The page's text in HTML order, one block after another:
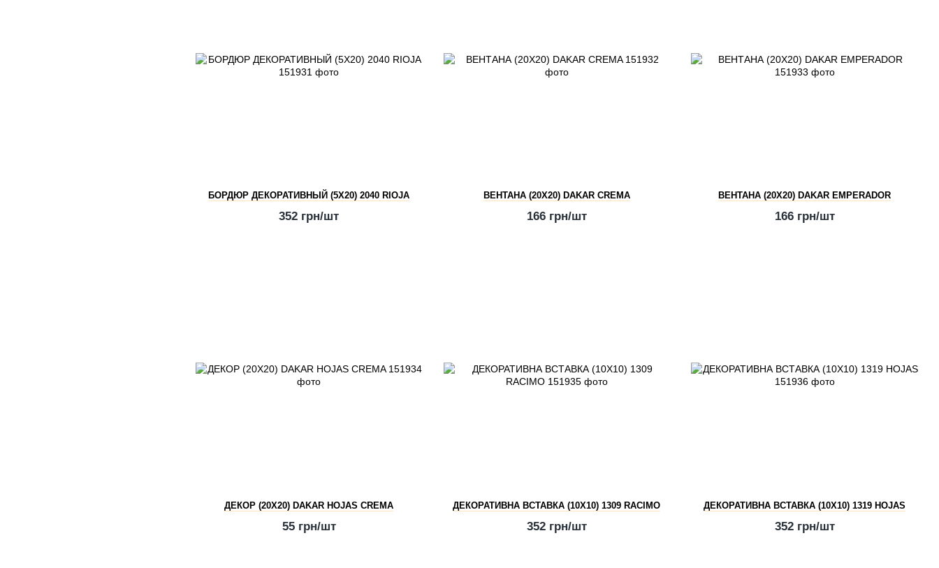
БОРДЮР ДЕКОРАТИВНЫЙ (5Х20) 2040 RIOJA
352 грн/шт
ВЕНТАНА (20Х20) DAKAR CREMA
166 грн/шт
ВЕНТАНА (20Х20) DAKAR EMPERADOR
166 грн/шт
ДЕКОР (20Х20) DAKAR HOJAS CREMA
55 грн/шт
ДЕКОРАТИВНА ВСТАВКА (10X10) 1309 RACIMO
352 грн/шт
ДЕКОРАТИВНА ВСТАВКА (10X10) 1319 HOJAS
352 грн/шт